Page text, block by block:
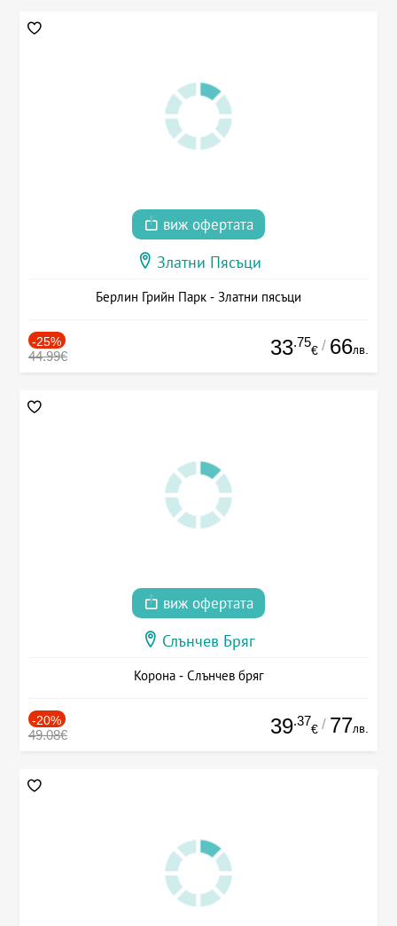
виж офертата
Златни Пясъци
Берлин Грийн Парк - Златни пясъци
-25%
44.99€ 33.75
€ / 66лв.
виж офертата
Слънчев Бряг
Корона - Слънчев бряг
-20%
49.08€ 39.37
€ / 77лв.